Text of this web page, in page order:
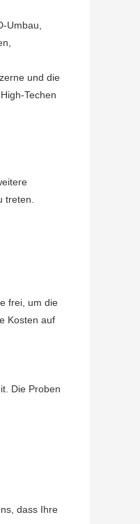
Umbau,
und die
Techen
treten.
frei, um die
Kosten auf
Die Proben
dass Ihre